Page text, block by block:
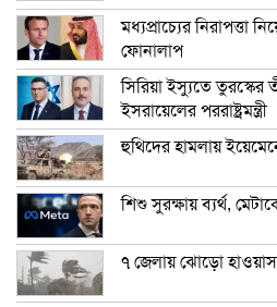
মধ্যপ্রাচ্যের নিরাপত্তা
ফোনালাপ
সিরিয়া ইস্যুতে তুরস্কের
ইসরায়েলের পররাষ্ট্রমন্ত্রী
হুথিদের হামলায়
শিশু সুরক্ষায় ব্যর্থ,
৭ জেলায় ঝোড়ো